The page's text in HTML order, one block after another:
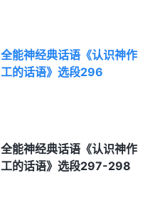
全能神经典话语《认识神作
工的话语》选段296
全能神经典话语《认识神作
工的话语》选段297-298